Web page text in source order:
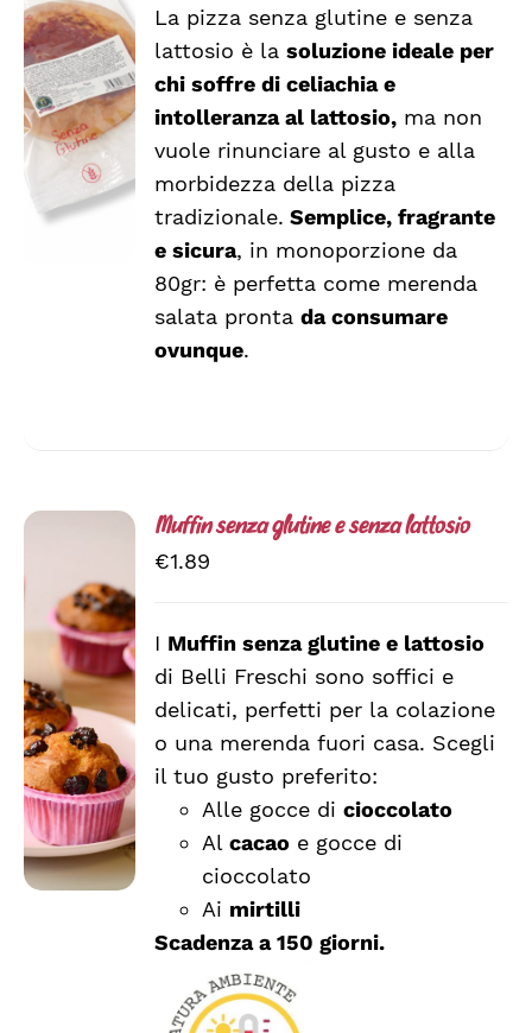
AGGIUNGI
AL
CARRELLO
/
DETTAGLI
La pizza senza glutine e senza
lattosio è lasoluzione ideale per
chi soffre di celiachia e
intolleranza al lattosio, ma non
vuole rinunciare al gusto e alla
morbidezza della pizza
tradizionale. Semplice, fragrante
e sicura, in monoporzione da
80gr: è perfetta come merenda
salata prontada consumare
ovunque.
SCEGLI
QUESTO
PRODOTTO
HA
PIÙ
VARIANTI.
LE
OPZIONI
POSSONO
PRODOTTO
/
DETTAGLI
Muffin senza glutine e senza lattosio
€1.89
I Muffin senza glutine e lattosio
di Belli Freschi sono soffici e
delicati, perfetti per la colazione
o una merenda fuori casa. Scegli
il tuo gusto preferito:
Alle gocce dicioccolato
Alcacao e gocce di
cioccolato
Ai mirtilli
Scadenza a 150 giorni.